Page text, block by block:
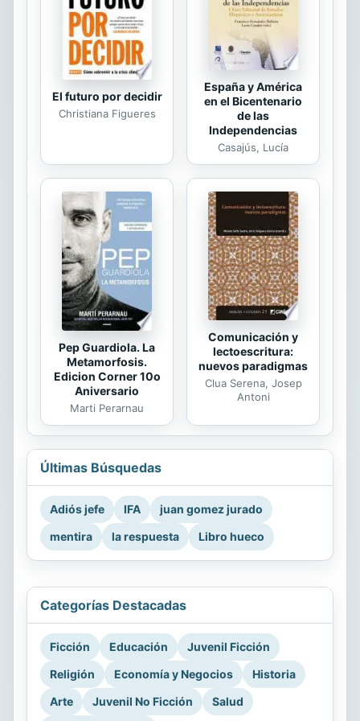
encontrar a Arkeley antes de que
éste logre exterminar uno a...
El futuro por decidir
Christiana Figueres
España y América
en el Bicentenario
de las
Independencias
Casajús, Lucía
Pep Guardiola. La
Metamorfosis.
Edicion Corner 10o
Aniversario
Marti Perarnau
Comunicación y
lectoescritura:
nuevos paradigmas
Clua Serena, Josep
Antoni
Últimas Búsquedas
Adiós jefe IFA
juan gomez jurado
mentira
la respuesta Libro hueco
Categorías Destacadas
Ficción Educación
Juvenil Ficción
Religión
Economía y Negocios
Historia
Arte
Juvenil No Ficción Salud